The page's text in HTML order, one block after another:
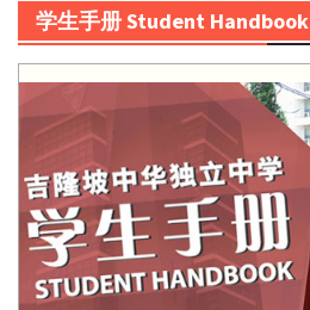
学生手册 Student Handbook